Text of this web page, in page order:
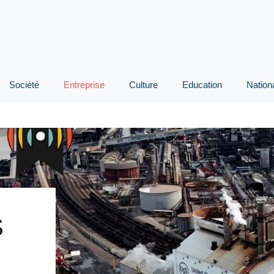
Société Entreprise Culture Education